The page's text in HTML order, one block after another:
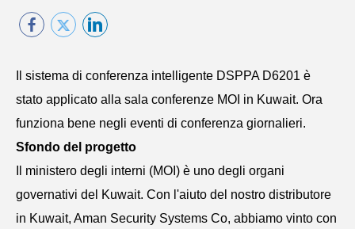
Il sistema di conferenza intelligente DSPPA D6201 è
stato applicato alla sala conferenze MOI in Kuwait. Ora
funziona bene negli eventi di conferenza giornalieri.
Sfondo del progetto
Il ministero degli interni (MOI) è uno degli organi
governativi del Kuwait. Con l'aiuto del nostro distributore
in Kuwait, Aman Security Systems Co, abbiamo vinto con